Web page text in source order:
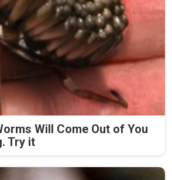
Will Come Out of You
Try it